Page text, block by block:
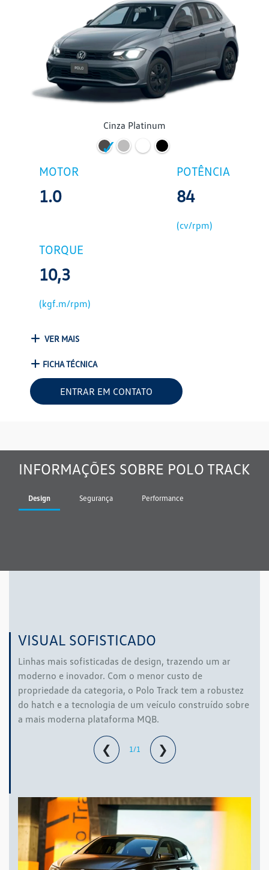
Cinza Platinum
MOTOR
1.0
POTÊNCIA
84
(cv/rpm)
TORQUE
10,3
(kgf.m/rpm)
VER MAIS
FICHA TÉCNICA
ENTRAR EM CONTATO
INFORMAÇÕES SOBRE POLO TRACK
Design Segurança Performance
VISUAL SOFISTICADO
Linhas mais sofisticadas de design, trazendo um ar
moderno e inovador. Com o menor custo de
propriedade da categoria, o Polo Track tem a robustez
do hatch e a tecnologia de um veículo construído sobre
a mais moderna plataforma MQB.
❮ 1/1 ❯